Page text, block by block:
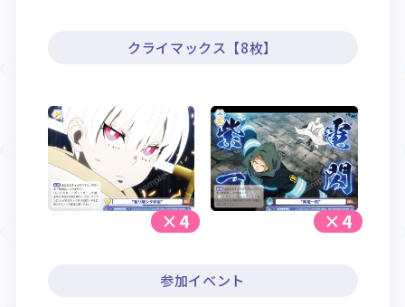
クライマックス【8枚】
×4 ×4
参加イベント